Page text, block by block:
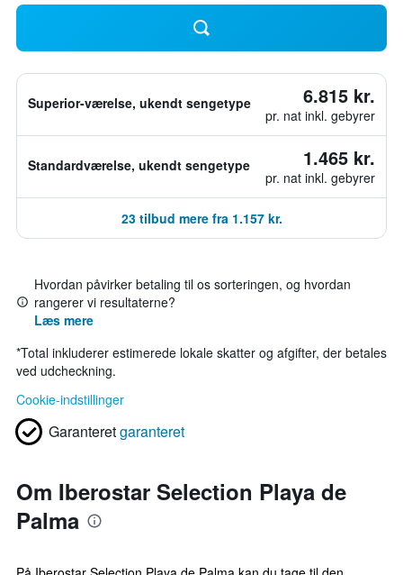
Superior-værelse, ukendt sengetype 6.815 kr.
pr. nat inkl. gebyrer
Standardværelse, ukendt sengetype 1.465 kr.
pr. nat inkl. gebyrer
23 tilbud mere fra 1.157 kr.
Hvordan påvirker betaling til os sorteringen, og hvordan
rangerer vi resultaterne?
Læs mere
*Total inkluderer estimerede lokale skatter og afgifter, der betales
ved udcheckning.
Cookie-indstillinger
Garanteretgaranteret
Om Iberostar Selection Playa de
Palma